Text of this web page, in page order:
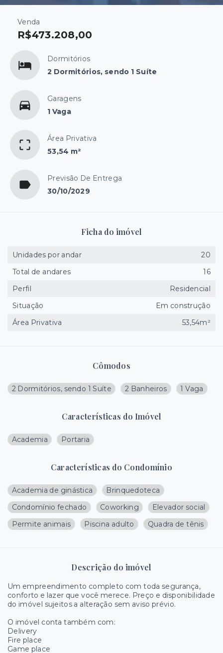
Venda
R$473.208,00
Dormitórios
2 Dormitórios, sendo 1 Suíte
Garagens
1 Vaga
Área Privativa
53,54 m²
Previsão De Entrega
30/10/2029
Cômodos
2 Dormitórios, sendo 1 Suíte 2 Banheiros 1 Vaga
Características do Imóvel
Academia Portaria
Características do Condomínio
Academia de ginástica
Brinquedoteca
Condomínio fechado
Coworking
Elevador social
Permite animais
Piscina adulto Quadra de tênis
Descrição do imóvel
Um empreendimento completo com toda segurança,
conforto e lazer que você merece. Preço e disponibilidade
do imóvel sujeitos a alteração sem aviso prévio.
O imóvel conta também com:
Delivery
Fire place
Game place
Ficha do imóvel
Unidades por andar
20
Total de andares
16
Perfil
Residencial
Situação
Em construção
Área Privativa
53,54m²